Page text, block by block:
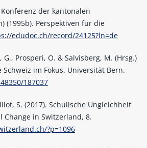
Konferenz der kantonalen
(1995b). Perspektiven für die
edudoc.ch/record/24125?ln=de
G., Prosperi, O. & Salvisberg, M. (Hrsg.)
Schweiz im Fokus. Universität Bern.
187037
S. (2017). Schulische Ungleichheit
Change in Switzerland, 8.
?p=1096